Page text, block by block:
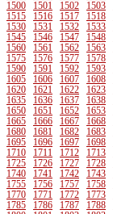
1500 1501 1502 1503
1515 1516 1517 1518
1530 1531 1532 1533
1545 1546 1547 1548
1560 1561 1562 1563
1575 1576 1577 1578
1590 1591 1592 1593
1605 1606 1607 1608
1620 1621 1622 1623
1635 1636 1637 1638
1650 1651 1652 1653
1665 1666 1667 1668
1680 1681 1682 1683
1695 1696 1697 1698
1710 1711 1712 1713
1725 1726 1727 1728
1740 1741 1742 1743
1755 1756 1757 1758
1770 1771 1772 1773
1785 1786 1787 1788